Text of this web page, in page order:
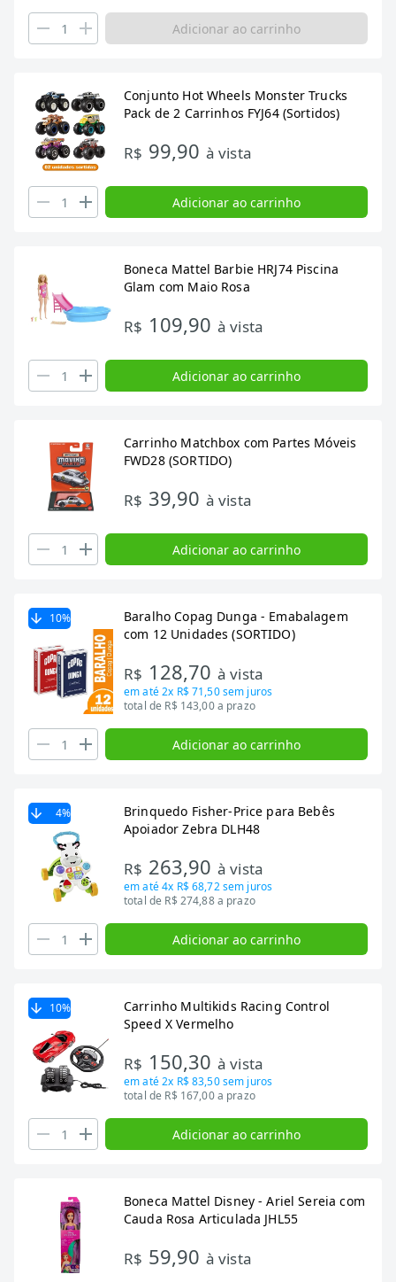
Adicionar ao carrinho
Conjunto Hot Wheels Monster Trucks
Pack de 2 Carrinhos FYJ64 (Sortidos)
R$ 99,90 à vista
Adicionar ao carrinho
Boneca Mattel Barbie HRJ74 Piscina
Glam com Maio Rosa
R$ 109,90 à vista
Adicionar ao carrinho
Carrinho Matchbox com Partes Móveis
FWD28 (SORTIDO)
R$ 39,90 à vista
Adicionar ao carrinho
10%
Baralho Copag Dunga - Emabalagem
com 12 Unidades (SORTIDO)
R$ 128,70 à vista
em até2x R$ 71,50sem juros
total de R$ 143,00 a prazo
Adicionar ao carrinho
4%
Brinquedo Fisher-Price para Bebês
Apoiador Zebra DLH48
R$ 263,90 à vista
em até4x R$ 68,72sem juros
total de R$ 274,88 a prazo
Adicionar ao carrinho
10%
Carrinho Multikids Racing Control
Speed X Vermelho
R$ 150,30 à vista
em até2x R$ 83,50sem juros
total de R$ 167,00 a prazo
Adicionar ao carrinho
Boneca Mattel Disney - Ariel Sereia com
Cauda Rosa Articulada JHL55
R$ 59,90 à vista